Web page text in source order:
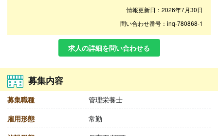
情報更新日：2026年7月30日
問い合わせ番号：inq-780868-1
求人の詳細を問い合わせる
募集内容
募集職種 管理栄養士
雇用形態 常勤